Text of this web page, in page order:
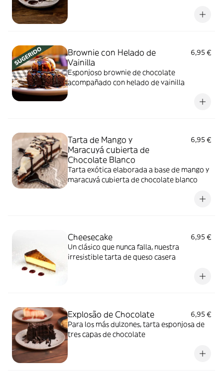
Brownie con Helado de
Vainilla
6,95 €
Esponjoso brownie de chocolate
acompañado con helado de vainilla
Tarta de Mango y
Maracuyá cubierta de
Chocolate Blanco
6,95 €
Tarta exótica elaborada a base de mango y
maracuyá cubierta de chocolate blanco
Cheesecake
6,95 €
Un clásico que nunca falla, nuestra
irresistible tarta de queso casera
Explosão de Chocolate
6,95 €
Para los más dulzones, tarta esponjosa de
tres capas de chocolate